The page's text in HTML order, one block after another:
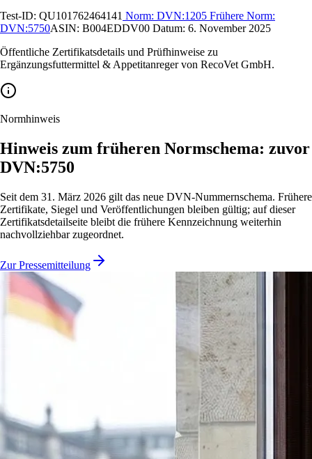
Test-ID: QU101762464141 Norm: DVN:1205 Frühere Norm:
DVN:5750ASIN: B004EDDV00 Datum: 6. November 2025
Öffentliche Zertifikatsdetails und Prüfhinweise zu
Ergänzungsfuttermittel & Appetitanreger von RecoVet GmbH.
Normhinweis
Hinweis zum früheren Normschema: zuvor
DVN:5750
Seit dem 31. März 2026 gilt das neue DVN-Nummernschema. Frühere
Zertifikate, Siegel und Veröffentlichungen bleiben gültig; auf dieser
Zertifikatsdetailseite bleibt die frühere Kennzeichnung weiterhin
nachvollziehbar zugeordnet.
Zur Pressemitteilung